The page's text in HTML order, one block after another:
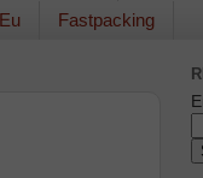
Fastpacking